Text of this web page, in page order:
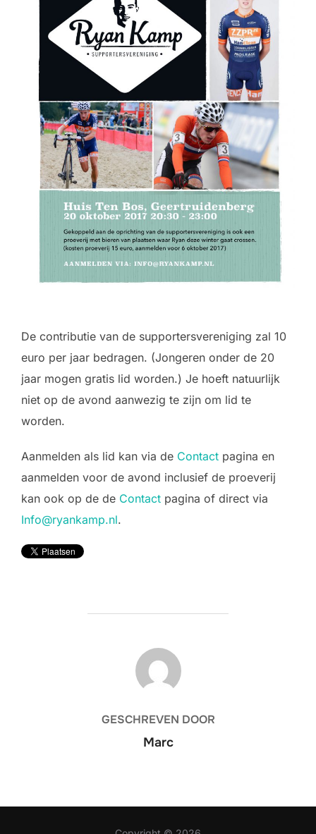
De contributie van de supportersvereniging zal 10
euro per jaar bedragen. (Jongeren onder de 20
jaar mogen gratis lid worden.) Je hoeft natuurlijk
niet op de avond aanwezig te zijn om lid te
worden.
Aanmelden als lid kan via de Contact pagina en
aanmelden voor de avond inclusief de proeverij
kan ook op de de Contact pagina of direct via
Info@ryankamp.nl.
BERICHTAUTEUR
GESCHREVEN DOOR
Marc